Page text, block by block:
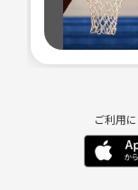
ご利用